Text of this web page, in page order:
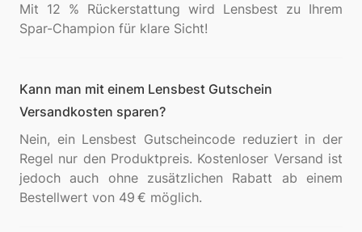
Mit 12 % Rückerstattung wird Lensbest zu Ihrem
Kann man mit einem Lensbest Gutschein
Versandkosten sparen?
Nein, ein Lensbest Gutscheincode reduziert in der
Regel nur den Produktpreis. Kostenloser Versand ist
jedoch auch ohne zusätzlichen Rabatt ab einem